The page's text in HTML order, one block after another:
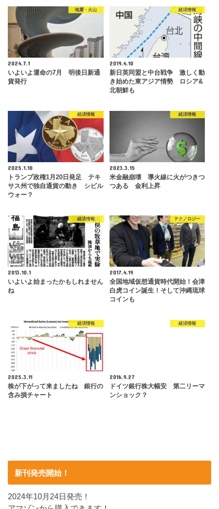
地震・火山
2024.7.1
いよいよ運命の7月 明後日新通
貨発行
経済情報
2019.4.10
新日英同盟と中台戦争 激しく動
き始めた東アジア情勢 ロシア&
北朝鮮も
経済情報
2025.1.10
トランプ政権1月20日発足 テキ
サス州で独自通貨の動き シビル
ウォー？
経済情報
2023.3.15
米金融崩壊 導火線に火がつきつ
つある 金利上昇
経済情報
2013.10.1
いよいよ始まったかもしれません
ね
テクノロジー
2017.4.19
全国地域仮想通貨時代開始！会津
白虎コイン誕生！そして沖縄琉球
コインも
経済情報
2025.3.11
株が下がって来ましたね 銀行の
含み損チャート
経済情報
2016.9.27
ドイツ銀行株大幅安 第二リーマ
ンショック？
新刊発売開始！
2024年10月24日発売！